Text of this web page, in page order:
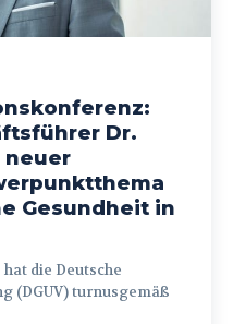
Dr.
neuer
Gesundheit in
(DGUV) turnusgemäß